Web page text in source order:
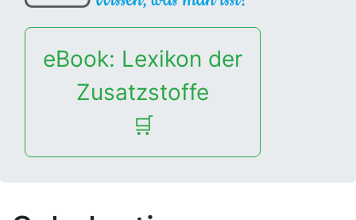
eBook: Lexikon der
Zusatzstoffe
🛒